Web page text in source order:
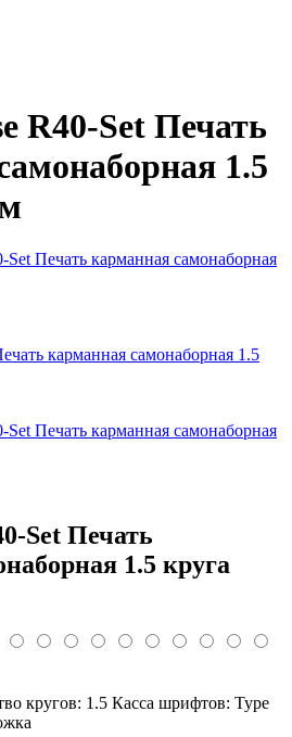
R40-Set Печать
1.5
Set Печать
1.5 круга
кругов: 1.5 Касса шрифтов: Type